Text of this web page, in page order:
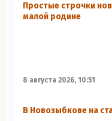
Простые строчки
малой родине
8 августа 2026, 10:51
В Новозыбкове на